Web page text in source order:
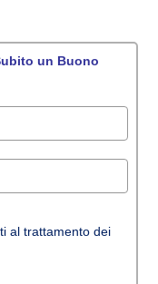
un Buono
al trattamento dei